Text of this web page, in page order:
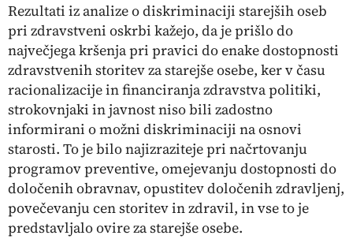
Rezultati iz analize o diskriminaciji starejših oseb
pri zdravstveni oskrbi kažejo, da je prišlo do
največjega kršenja pri pravici do enake dostopnosti
zdravstvenih storitev za starejše osebe, ker v času
racionalizacije in financiranja zdravstva politiki,
strokovnjaki in javnost niso bili zadostno
informirani o možni diskriminaciji na osnovi
starosti. To je bilo najizraziteje pri načrtovanju
programov preventive, omejevanju dostopnosti do
določenih obravnav, opustitev določenih zdravljenj,
povečevanju cen storitev in zdravil, in vse to je
predstavljalo ovire za starejše osebe.